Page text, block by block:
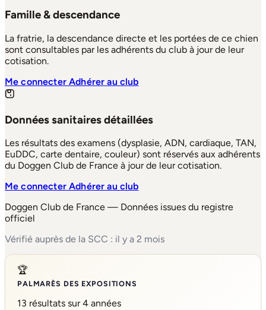
Famille & descendance
La fratrie, la descendance directe et les portées de ce chien
sont consultables par les adhérents du club à jour de leur
cotisation.
Me connecterAdhérer au club
Données sanitaires détaillées
Les résultats des examens (dysplasie, ADN, cardiaque, TAN,
EuDDC, carte dentaire, couleur) sont réservés aux adhérents
du Doggen Club de France à jour de leur cotisation.
Me connecterAdhérer au club
Doggen Club de France — Données issues du registre
officiel
Vérifié auprès de la SCC : il y a 2 mois
🏆
PALMARÈS DES EXPOSITIONS
13 résultats sur 4 années